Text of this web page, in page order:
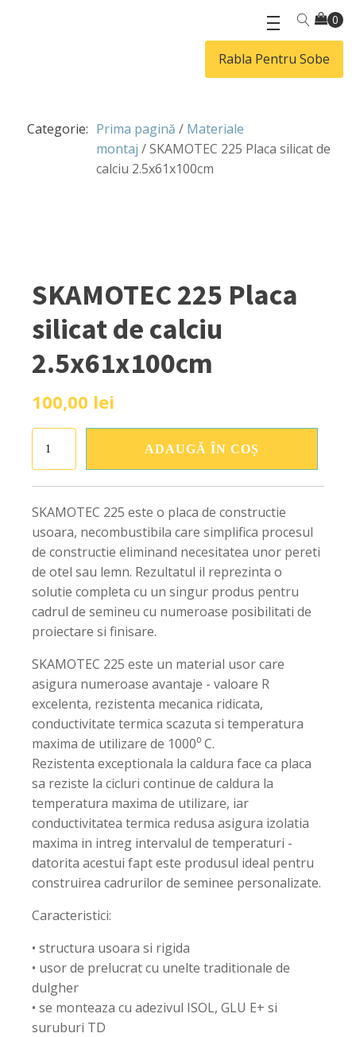
Rabla Pentru Sobe
Categorie: Prima pagină / Materiale
montaj / SKAMOTEC 225 Placa silicat de
calciu 2.5x61x100cm
SKAMOTEC 225 Placa
silicat de calciu
2.5x61x100cm
100,00 lei
225
Placa
de
calciu
2.5x61x100cm
ADAUGĂ ÎN COȘ
SKAMOTEC 225 este o placa de constructie
usoara, necombustibila care simplifica procesul
de constructie eliminand necesitatea unor pereti
de otel sau lemn. Rezultatul il reprezinta o
solutie completa cu un singur produs pentru
cadrul de semineu cu numeroase posibilitati de
proiectare si finisare.
SKAMOTEC 225 este un material usor care
asigura numeroase avantaje - valoare R
excelenta, rezistenta mecanica ridicata,
conductivitate termica scazuta si temperatura
maxima de utilizare de 1000⁰ C.
Rezistenta exceptionala la caldura face ca placa
sa reziste la cicluri continue de caldura la
temperatura maxima de utilizare, iar
conductivitatea termica redusa asigura izolatia
maxima in intreg intervalul de temperaturi -
datorita acestui fapt este produsul ideal pentru
construirea cadrurilor de seminee personalizate.
Caracteristici:
• structura usoara si rigida
• usor de prelucrat cu unelte traditionale de
dulgher
• se monteaza cu adezivul ISOL, GLU E+ si
suruburi TD